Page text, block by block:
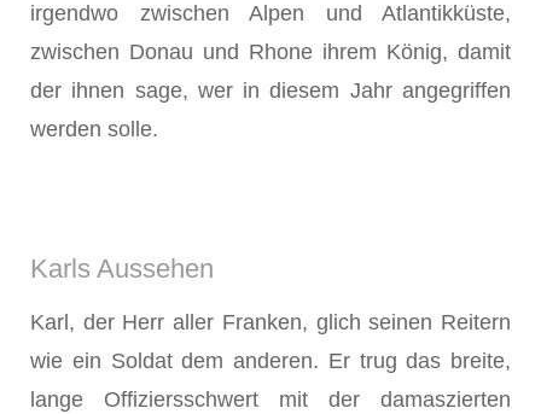
irgendwo zwischen Alpen und Atlan­tikküste,
zwischen Donau und Rhone ihrem König, damit
der ihnen sage, wer in diesem Jahr angegriffen
werden solle.
Karls Aussehen
Karl, der Herr aller Franken, glich seinen Reitern
wie ein Soldat dem anderen. Er trug das breite,
lange Offiziersschwert mit der damaszierten